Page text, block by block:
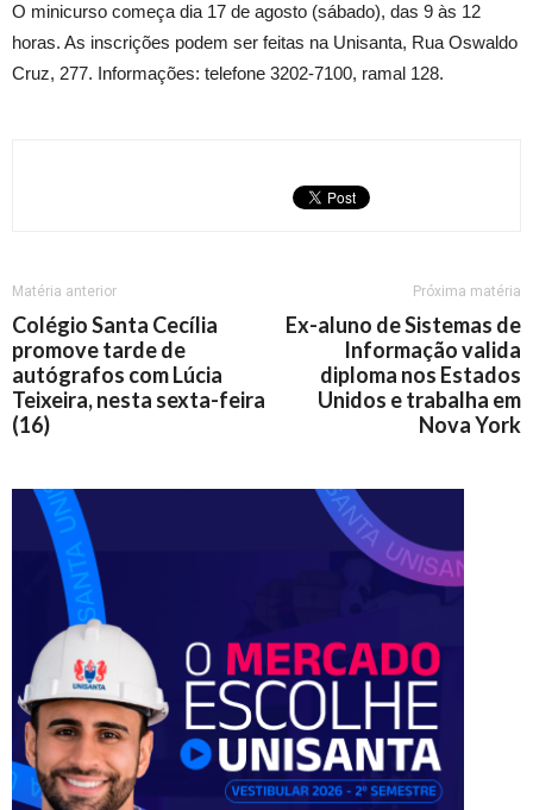
O minicurso começa dia 17 de agosto (sábado), das 9 às 12
horas. As inscrições podem ser feitas na Unisanta, Rua Oswaldo
Cruz, 277. Informações: telefone 3202-7100, ramal 128.
Matéria anterior
Colégio Santa Cecília
promove tarde de
autógrafos com Lúcia
Teixeira, nesta sexta-feira
(16)
Próxima matéria
Ex-aluno de Sistemas de
Informação valida
diploma nos Estados
Unidos e trabalha em
Nova York